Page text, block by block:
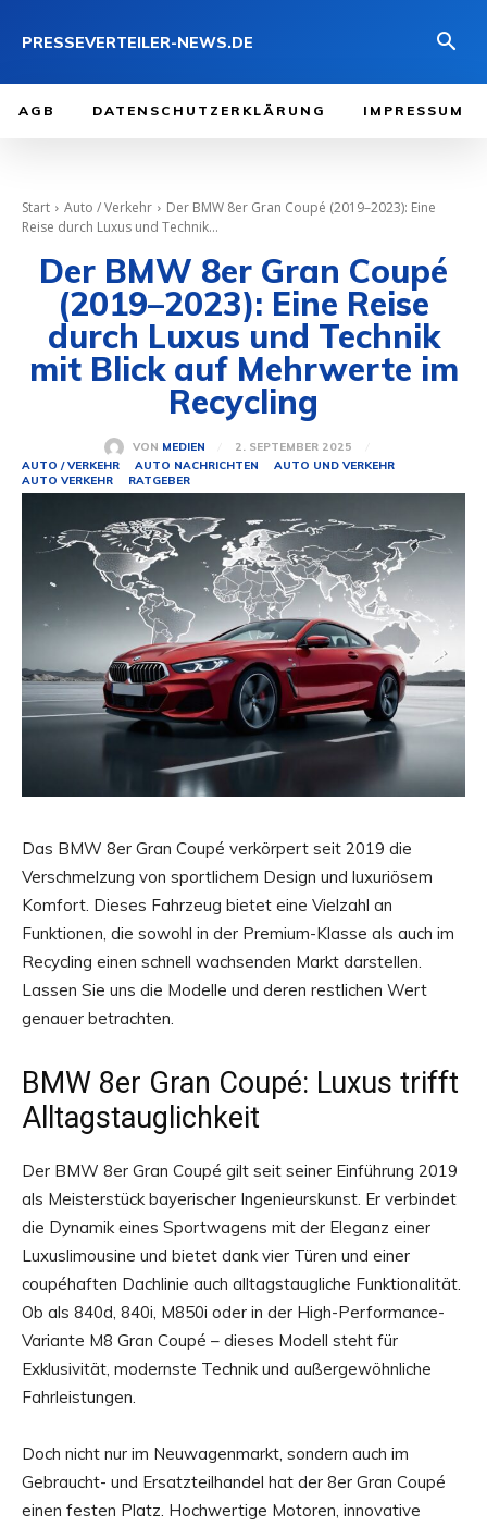
PRESSEVERTEILER-NEWS.DE
AGB DATENSCHUTZERKLÄRUNG IMPRESSUM
Start Auto / Verkehr
Der BMW 8er Gran Coupé (2019–2023): Eine
Reise durch Luxus und Technik...
Der BMW 8er Gran Coupé
(2019–2023): Eine Reise
durch Luxus und Technik
mit Blick auf Mehrwerte im
Recycling
VON MEDIEN
2. SEPTEMBER 2025
AUTO / VERKEHR
AUTO NACHRICHTEN
AUTO UND VERKEHR
AUTO VERKEHR
RATGEBER
Das BMW 8er Gran Coupé verkörpert seit 2019 die
Verschmelzung von sportlichem Design und luxuriösem
Komfort. Dieses Fahrzeug bietet eine Vielzahl an
Funktionen, die sowohl in der Premium-Klasse als auch im
Recycling einen schnell wachsenden Markt darstellen.
Lassen Sie uns die Modelle und deren restlichen Wert
genauer betrachten.
BMW 8er Gran Coupé: Luxus trifft
Alltagstauglichkeit
Der BMW 8er Gran Coupé gilt seit seiner Einführung 2019
als Meisterstück bayerischer Ingenieurskunst. Er verbindet
die Dynamik eines Sportwagens mit der Eleganz einer
Luxuslimousine und bietet dank vier Türen und einer
coupéhaften Dachlinie auch alltagstaugliche Funktionalität.
Ob als 840d, 840i, M850i oder in der High-Performance-
Variante M8 Gran Coupé – dieses Modell steht für
Exklusivität, modernste Technik und außergewöhnliche
Fahrleistungen.
Doch nicht nur im Neuwagenmarkt, sondern auch im
Gebraucht- und Ersatzteilhandel hat der 8er Gran Coupé
einen festen Platz. Hochwertige Motoren, innovative